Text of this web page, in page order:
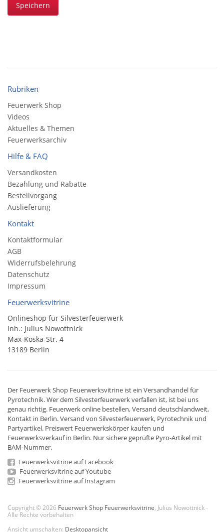
Speichern
Rubriken
Feuerwerk Shop
Videos
Aktuelles & Themen
Feuerwerksarchiv
Hilfe & FAQ
Versandkosten
Bezahlung und Rabatte
Bestellvorgang
Auslieferung
Kontakt
Kontaktformular
AGB
Widerrufsbelehrung
Datenschutz
Impressum
Feuerwerksvitrine
Onlineshop für Silvesterfeuerwerk
Inh.: Julius Nowottnick
Max-Koska-Str. 4
13189 Berlin
Der Feuerwerk Shop Feuerwerksvitrine ist ein Versandhandelfür
Pyrotechnik. Wer dem Silvesterfeuerwerk verfallen ist, ist bei uns
genau richtig. Feuerwerk online bestellen,Versand deutschlandweit,
Kontakt in Berlin. Versand von Silvesterfeuerwerk, Pyrotechnik und
Partyartikel. Preiswert Feuerwerkskörper kaufen und
Feuerwerksverkauf in Berlin. Nur sichere geprüfte Pyro-Artikel mit
BAM-Nummer.
Feuerwerksvitrine auf Facebook
Feuerwerksvitrine auf Youtube
Feuerwerksvitrine auf Instagram
Copyright © 2026 Feuerwerk Shop Feuerwerksvitrine , Julius Nowottnick -
Alle Rechte vorbehalten
Ansicht umschalten: Desktopansicht